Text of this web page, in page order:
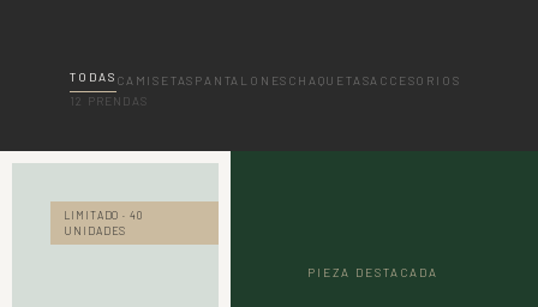
TODAS CAMISETAS PANTALONES CHAQUETASACCESORIOS
12 PRENDAS
LIMITADO · 40
UNIDADES
PIEZA DESTACADA